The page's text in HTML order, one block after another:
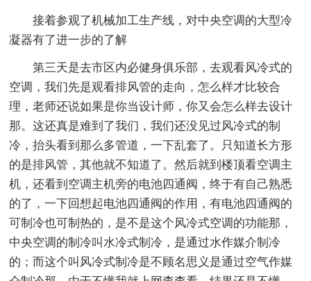
接着参观了机械加工生产线，对中央空调的大型冷
凝器有了进一步的了解
第三天是去市区内必健身俱乐部，去观看风冷式的
空调，我们先是观看排风管的走向，怎么样才比较合
理，老师还说如果是你当设计师，你又会怎么样去设计
那。这还真是难到了我们，我们还没见过风冷式的制
冷，抬头看到那么多管道，一下乱套了。只知道长方形
的是排风管，其他就不知道了。然后就到楼顶看空调主
机，还看到空调主机旁的电池四通阀，终于有自己熟悉
的了，一下回想起电池四通阀的作用，有电池四通阀的
可制冷也可制热的，是不是这个风冷式空调的功能那，
中央空调的制冷叫水冷式制冷，是通过水作媒介制冷
的；而这个叫风冷式制冷是不顾名思义是通过空气作媒